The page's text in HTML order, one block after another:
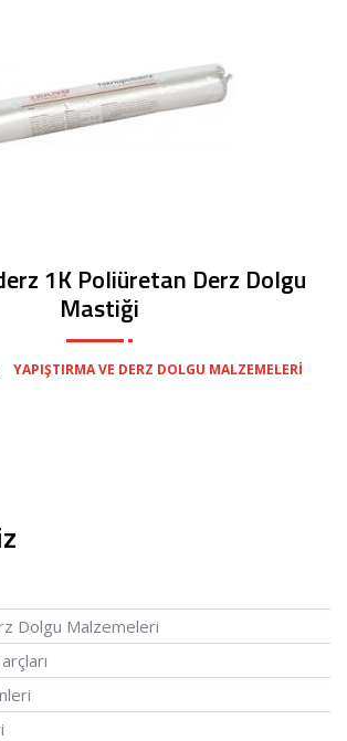
Dolgu Malzemeleri
1K Poliüretan Derz Dolgu
Mastiği
YAPIŞTIRMA VE DERZ DOLGU MALZEMELERI